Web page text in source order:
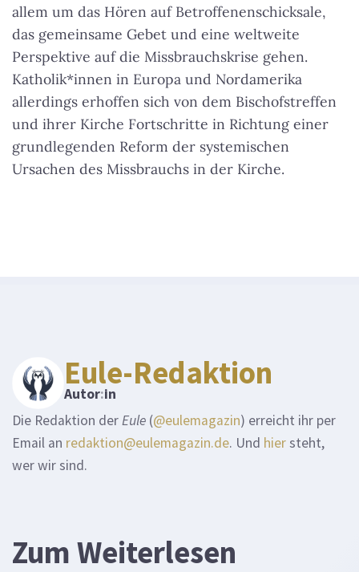
allem um das Hören auf Betroffenenschicksale,
das gemeinsame Gebet und eine weltweite
Perspektive auf die Missbrauchskrise gehen.
Katholik*innen in Europa und Nordamerika
allerdings erhoffen sich von dem Bischofstreffen
und ihrer Kirche Fortschritte in Richtung einer
grundlegenden Reform der systemischen
Ursachen des Missbrauchs in der Kirche.
Eule-Redaktion
Autor:in
Die Redaktion derEule (@eulemagazin) erreicht ihr per
Email an redaktion@eulemagazin.de. Und hiersteht,
wer wir sind.
Zum Weiterlesen